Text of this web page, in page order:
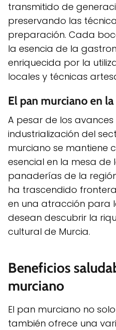
transmitido de
preservando las
preparación. Cada
la esencia de la
enriquecida por la
locales y técnicas
El pan murciano en
A pesar de los
industrialización del
murciano se mantiene
esencial en la mesa de
panaderías de la
ha trascendido
en una atracción para
desean descubrir la
cultural de Murcia.
Beneficios
murciano
El pan murciano no
también ofrece una